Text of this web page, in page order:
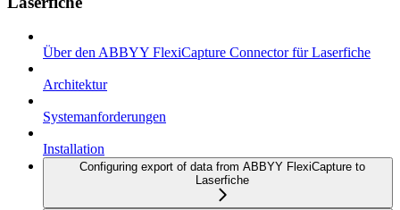
Über den ABBYY FlexiCapture Connector für Laserfiche
Architektur
Systemanforderungen
Installation
Configuring export of data from ABBYY FlexiCapture to
Laserfiche